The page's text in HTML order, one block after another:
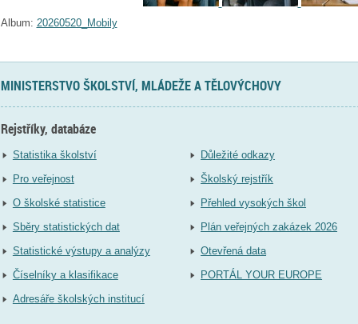
Album: 20260520_Mobily
MINISTERSTVO ŠKOLSTVÍ, MLÁDEŽE A TĚLOVÝCHOVY
Rejstříky, databáze
Statistika školství
Pro veřejnost
O školské statistice
Sběry statistických dat
Statistické výstupy a analýzy
Číselníky a klasifikace
Adresáře školských institucí
Důležité odkazy
Školský rejstřík
Přehled vysokých škol
Plán veřejných zakázek 2026
Otevřená data
PORTÁL YOUR EUROPE